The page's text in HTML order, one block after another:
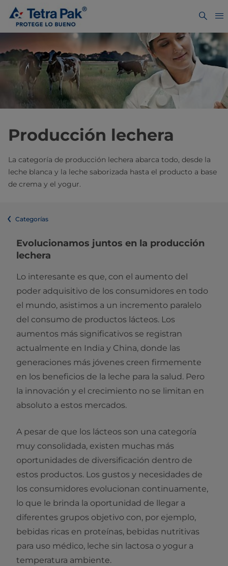
Producción lechera
La categoría de producción lechera abarca todo, desde la
leche blanca y la leche saborizada hasta el producto a base
de crema y el yogur.
Categorías
Evolucionamos juntos en la producción
lechera
Lo interesante es que, con el aumento del
poder adquisitivo de los consumidores en todo
el mundo, asistimos a un incremento paralelo
del consumo de productos lácteos. Los
aumentos más significativos se registran
actualmente en India y China, donde las
generaciones más jóvenes creen firmemente
en los beneficios de la leche para la salud. Pero
la innovación y el crecimiento no se limitan en
absoluto a estos mercados.
A pesar de que los lácteos son una categoría
muy consolidada, existen muchas más
oportunidades de diversificación dentro de
estos productos. Los gustos y necesidades de
los consumidores evolucionan continuamente,
lo que le brinda la oportunidad de llegar a
diferentes grupos objetivo con, por ejemplo,
bebidas ricas en proteínas, bebidas nutritivas
para uso médico, leche sin lactosa o yogur a
temperatura ambiente.